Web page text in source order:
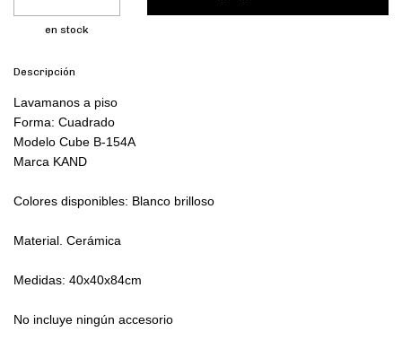
en stock
Descripción
Lavamanos a piso
Forma: Cuadrado
Modelo Cube B-154A
Marca KAND
Colores disponibles: Blanco brilloso
Material. Cerámica
Medidas: 40x40x84cm
No incluye ningún accesorio